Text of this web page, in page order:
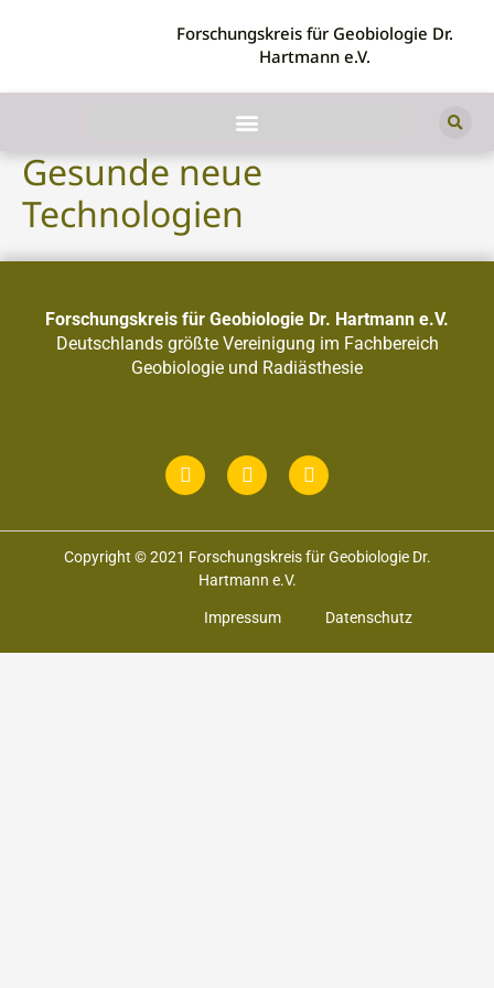
Forschungskreis für Geobiologie Dr.
Hartmann e.V.
Gesunde neue
Technologien
Forschungskreis für Geobiologie Dr. Hartmann e.V.
Deutschlands größte Vereinigung im Fachbereich
Geobiologie und Radiästhesie
Copyright © 2021 Forschungskreis für Geobiologie Dr.
Hartmann e.V.
Impressum Datenschutz